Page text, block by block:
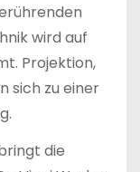
wird auf
Projektion,
sich zu einer
die